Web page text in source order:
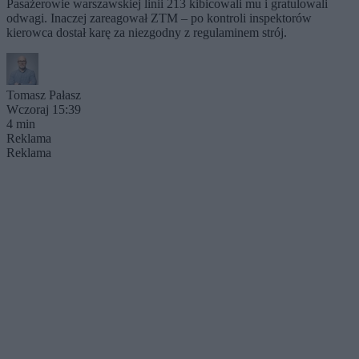
Pasażerowie warszawskiej linii 213 kibicowali mu i gratulowali
odwagi. Inaczej zareagował ZTM – po kontroli inspektorów
kierowca dostał karę za niezgodny z regulaminem strój.
Tomasz Pałasz
Wczoraj 15:39
4 min
Reklama
Reklama